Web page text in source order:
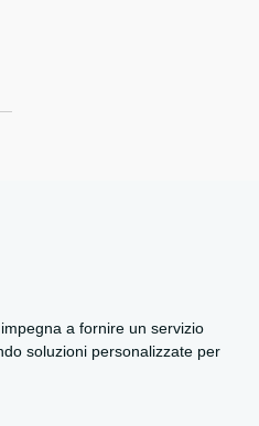
a fornire un servizio
soluzioni personalizzate per